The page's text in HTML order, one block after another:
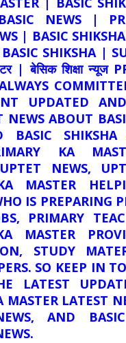
NEWS |
| BASIC
SHIKSHA |
| बेसिक शिक्षा न्यूज
UPDATED
NEWS ABOUT
BASIC SHIKSHA
KA
NEWS,
MASTER
IS PREPARING
PRIMARY
MASTER
STUDY
SO KEEP IN
LATEST
MASTER LATEST
AND